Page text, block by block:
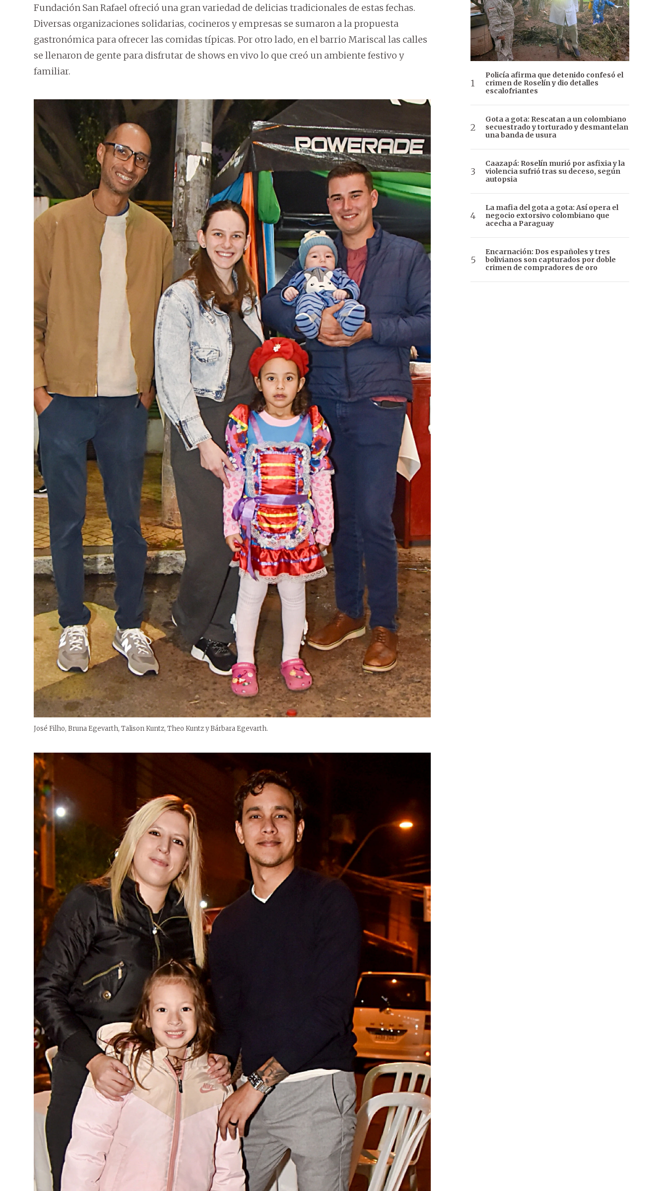
Fundación San Rafael ofreció una gran variedad de delicias tradicionales de estas fechas.
Diversas organizaciones solidarias, cocineros y empresas se sumaron a la propuesta
gastronómica para ofrecer las comidas típicas. Por otro lado, en el barrio Mariscal las calles
se llenaron de gente para disfrutar de shows en vivo lo que creó un ambiente festivo y
familiar.
José Filho, Bruna Egevarth, Talison Kuntz, Theo Kuntz y Bárbara Egevarth.
Policía afirma que detenido confesó el
crimen de Roselín y dio detalles
escalofriantes
Gota a gota: Rescatan a un colombiano
secuestrado y torturado y desmantelan
una banda de usura
Caazapá: Roselín murió por asfixia y la
violencia sufrió tras su deceso, según
autopsia
La mafia del gota a gota: Así opera el
negocio extorsivo colombiano que
acecha a Paraguay
Encarnación: Dos españoles y tres
bolivianos son capturados por doble
crimen de compradores de oro